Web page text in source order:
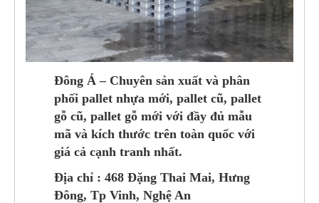
Đông Á – Chuyên sản xuất và phân
phối pallet nhựa mới, pallet cũ, pallet
gỗ cũ, pallet gỗ mới với đầy đủ mẫu
mã và kích thước trên toàn quốc với
giá cả cạnh tranh nhất.
Địa chỉ : 468 Đặng Thai Mai, Hưng
Đông, Tp Vinh, Nghệ An